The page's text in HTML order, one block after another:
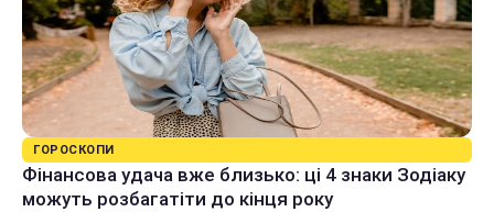
ГОРОСКОПИ
Фінансова удача вже близько: ці 4 знаки Зодіаку
можуть розбагатіти до кінця року